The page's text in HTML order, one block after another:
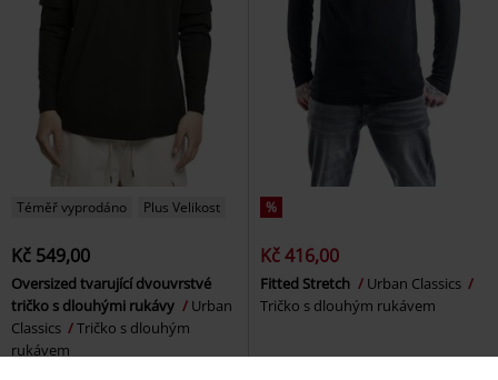
Téměř vyprodáno Plus Velikost
Kč 549,00
Oversized tvarující dvouvrstvé
tričko s dlouhými rukávy
Urban
Classics
Tričko s dlouhým
rukávem
%
Kč 416,00
Fitted Stretch
Urban Classics
Tričko s dlouhým rukávem